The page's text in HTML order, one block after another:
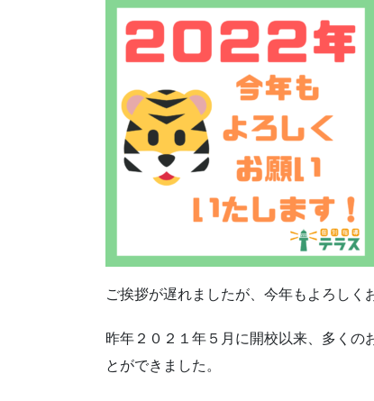
ご挨拶が遅れましたが、今年もよろしく
昨年２０２１年５月に開校以来、多くの
とができました。